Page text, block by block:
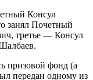
Консул
занял Почетный
третье — Консул
призовой фонд (а
передан одному из